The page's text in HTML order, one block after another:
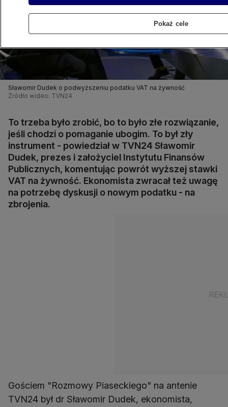
Sławomir Dudek o podwyższeniu podatku VAT na żywność
Źródło wideo: TVN24
To trzeba było zrobić, bo to było złe rozwiązanie,
jeśli chodzi o pomaganie ubogim. To był zły
instrument - powiedział w TVN24 Sławomir
Dudek, prezes i założyciel Instytutu Finansów
Publicznych, komentując powrót wyższej stawki
VAT na żywność. Ekonomista zwracał też uwagę
na potrzebę dyskusji o nowym podatku - na
zbrojenia.
Gościem "Rozmowy Piaseckiego" na antenie
TVN24 był dr Sławomir Dudek, ekonomista,
Pokaż cele